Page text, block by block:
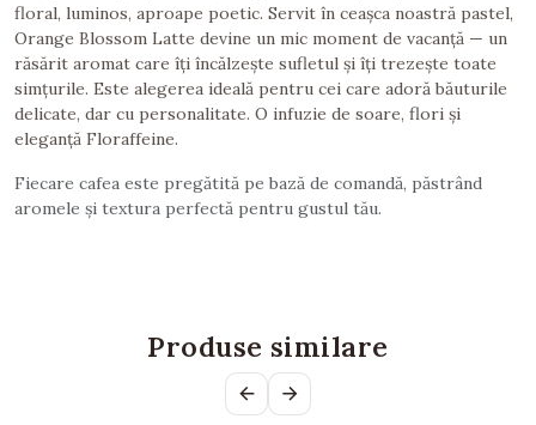
floral, luminos, aproape poetic. Servit în ceașca noastră pastel,
Orange Blossom Latte devine un mic moment de vacanță — un
răsărit aromat care îți încălzește sufletul și îți trezește toate
simțurile. Este alegerea ideală pentru cei care adoră băuturile
delicate, dar cu personalitate. O infuzie de soare, flori și
eleganță Floraffeine.
Fiecare cafea este pregătită pe bază de comandă, păstrând
aromele și textura perfectă pentru gustul tău.
Produse similare